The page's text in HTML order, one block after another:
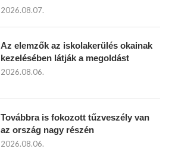
2026.08.07.
Az elemzők az iskolakerülés okainak
kezelésében látják a megoldást
2026.08.06.
Továbbra is fokozott tűzveszély van
az ország nagy részén
2026.08.06.